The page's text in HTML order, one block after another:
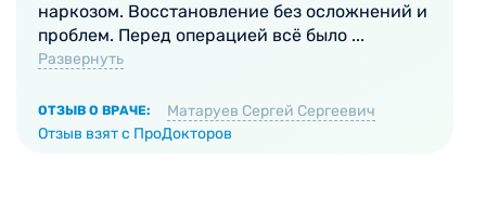
наркозом. Восстановление без осложнений и
проблем. Перед операцией всë было ...
Развернуть
ОТЗЫВ О ВРАЧЕ:
Матаруев Сергей Сергеевич
Отзыв взят с ПроДокторов